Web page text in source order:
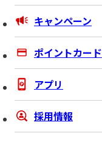
キャンペーン
ポイントカード
アプリ
採用情報